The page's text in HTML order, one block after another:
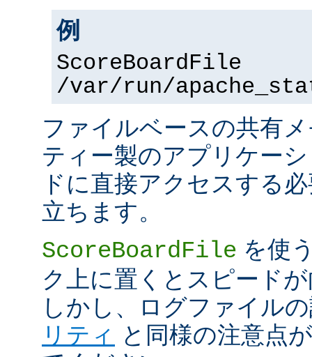
例
ScoreBoardFile
/var/run/
ファイルベースの共有
ティー製のアプリケー
ドに直接アクセスする
立ちます。
ScoreBoardFile を使
ク上に置くとスピード
しかし、ログファイル
リティ と同様の注意点